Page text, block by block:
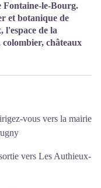
Fontaine-le-Bourg.
et botanique de
l'espace de la
colombier, châteaux
vous vers la mairie
vers Les Authieux-